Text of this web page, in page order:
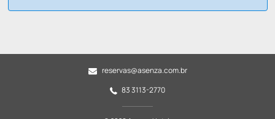
reservas@asenza.com.br
83 3113-2770